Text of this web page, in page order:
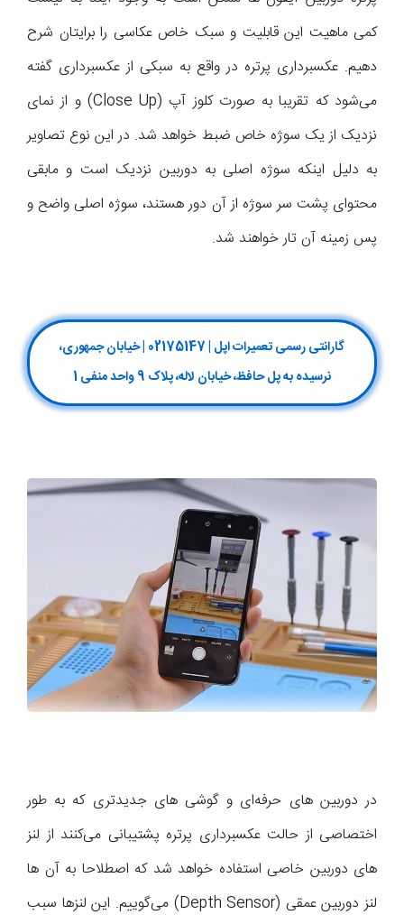
کمی ماهیت این قابلیت و سبک خاص عکاسی را برایتان شرح
دهیم. عکسبرداری پرتره در واقع به سبکی از عکسبرداری گفته
می‌شود که تقریبا به صورت کلوز آپ (Close Up) و از نمای
نزدیک از یک سوژه خاص ضبط خواهد شد. در این نوع تصاویر
به دلیل اینکه سوژه اصلی به دوربین نزدیک است و مابقی
محتوای پشت سر سوژه از آن دور هستند، سوژه اصلی واضح و
پس زمینه آن تار خواهند شد.
گارانتی رسمی تعمیرات اپل | 02175147 | خیابان جمهوری،
نرسیده به پل حافظ، خیابان لاله، پلاک 9 واحد منفی 1
در دوربین های حرفه‌ای و گوشی های جدیدتری که به طور
اختصاصی از حالت عکسبرداری پرتره پشتیبانی می‌کنند از لنز
های دوربین خاصی استفاده خواهد شد که اصطلاحا به آن ها
لنز دوربین عمقی (Depth Sensor) می‌گوییم. این لنزها سبب